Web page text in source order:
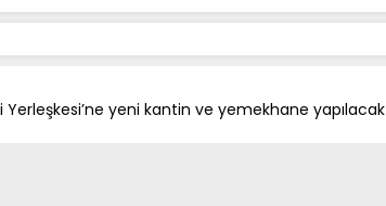
Yerleşkesi’ne yeni kantin ve yemekhane yapılacak